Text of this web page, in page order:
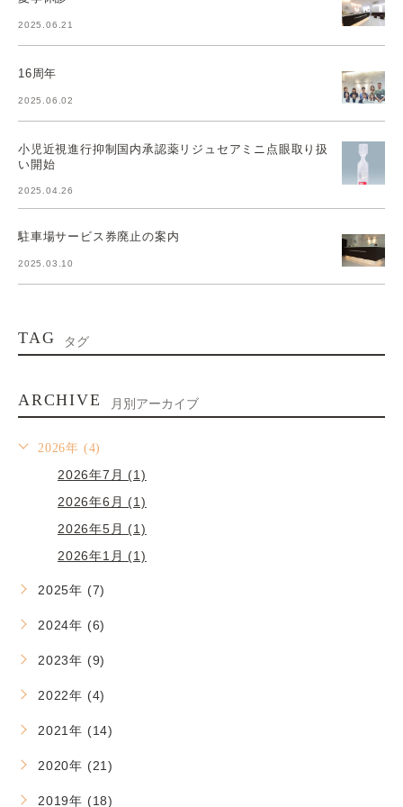
2025.06.21
16周年
2025.06.02
小児近視進行抑制国内承認薬リジュセアミニ点眼取り扱
い開始
2025.04.26
駐車場サービス券廃止の案内
2025.03.10
TAG タグ
ARCHIVE 月別アーカイブ
2026年 (4)
2026年7月 (1)
2026年6月 (1)
2026年5月 (1)
2026年1月 (1)
2025年 (7)
2024年 (6)
2023年 (9)
2022年 (4)
2021年 (14)
2020年 (21)
2019年 (18)